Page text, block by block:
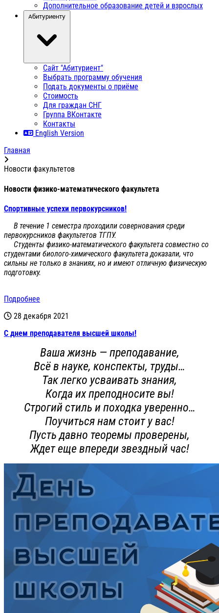
Дополнительное образование детей и взрослых
Абитуриенту
Сайт "Абитуриент"
Выбрать программу обучения
Подать документы о приёме
Стоимость
Для граждан СНГ
Группа ВКонтакте
Контакты
English Version
Главная
Новости факультетов
Новости физико-математического факультета
Спортивные успехи первокурсников!
В течение 1 семестра проходили совернования среди
первокурсников факультетов ТГПУ.
Студенты физико-математического факультета совместно со
студентами биолого-химического факультета доказали, что
сильны не только в знаниях, но и имеют отличную физическую
подготовку.
Подробнее
28 декабря 2021
С днем преподавателя высшей школы!
Ваша жизнь — преподавание,
Всё в науке, конспекты, труды…
Так легко усваивать знания,
Когда их преподносите вы!
Строгий стиль и походка уверенно…
Поучиться нам стоит у вас!
Пусть давно теоремы проверены,
Ждет еще впереди звездный час!